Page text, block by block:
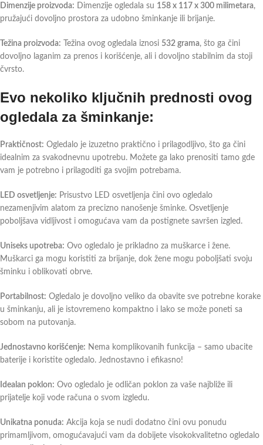
Dimenzije proizvoda: Dimenzije ogledala su 158 x 117 x 300 milimetara,
pružajući dovoljno prostora za udobno šminkanje ili brijanje.
Težina proizvoda: Težina ovog ogledala iznosi 532 grama, što ga čini
dovoljno laganim za prenos i korišćenje, ali i dovoljno stabilnim da stoji
čvrsto.
Evo nekoliko ključnih prednosti ovog
ogledala za šminkanje:
Praktičnost: Ogledalo je izuzetno praktično i prilagodljivo, što ga čini
idealnim za svakodnevnu upotrebu. Možete ga lako prenositi tamo gde
vam je potrebno i prilagoditi ga svojim potrebama.
LED osvetljenje: Prisustvo LED osvetljenja čini ovo ogledalo
nezamenjivim alatom za precizno nanošenje šminke. Osvetljenje
poboljšava vidljivost i omogućava vam da postignete savršen izgled.
Uniseks upotreba: Ovo ogledalo je prikladno za muškarce i žene.
Muškarci ga mogu koristiti za brijanje, dok žene mogu poboljšati svoju
šminku i oblikovati obrve.
Portabilnost: Ogledalo je dovoljno veliko da obavite sve potrebne korake
u šminkanju, ali je istovremeno kompaktno i lako se može poneti sa
sobom na putovanja.
Jednostavno korišćenje: Nema komplikovanih funkcija – samo ubacite
baterije i koristite ogledalo. Jednostavno i efikasno!
Idealan poklon: Ovo ogledalo je odličan poklon za vaše najbliže ili
prijatelje koji vode računa o svom izgledu.
Unikatna ponuda: Akcija koja se nudi dodatno čini ovu ponudu
primamljivom, omogućavajući vam da dobijete visokokvalitetno ogledalo